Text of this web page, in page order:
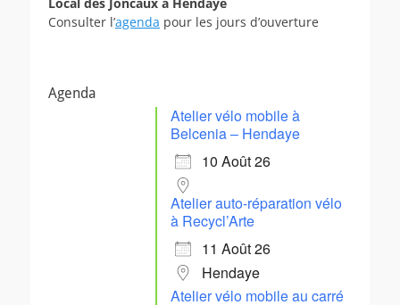
Consulter l’agenda pour les jours d’ouverture
Agenda
Atelier vélo mobile à
Belcenia – Hendaye
10 Août 26
Atelier auto-réparation vélo
à Recycl’Arte
11 Août 26
Hendaye
Atelier vélo mobile au carré